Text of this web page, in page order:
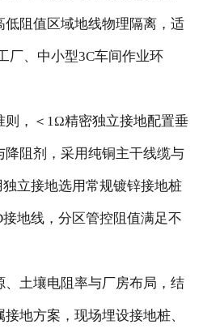
阻值区域地线物理隔离，适
厂、中小型3C车间作业环
则，＜1Ω精密独立接地配置垂
阻剂，采用纯铜主干线缆与
立接地选用常规镀锌接地桩
地线，分区管控阻值满足不
土壤电阻率与厂房布局，结
地方案，现场埋设接地桩、